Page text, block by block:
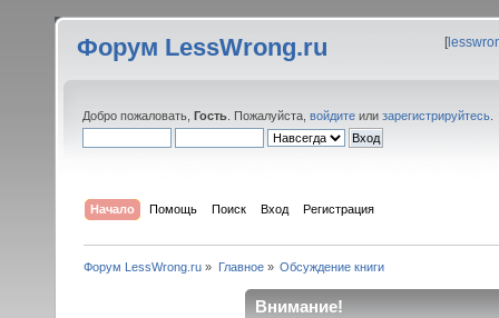
Форум LessWrong.ru [
Добро пожаловать, Гость . Пожалуйста, войдите или зарегистрируйтесь
Начало Помощь Поиск Вход Регистрация
Форум LessWrong.ru » Главное» Обсуждение книги
Внимание!